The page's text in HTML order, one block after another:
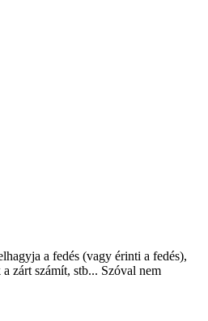
a fedés (vagy érinti a fedés),
zárt számít, stb... Szóval nem